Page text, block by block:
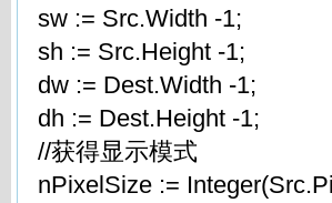
sw := Src.Width -1;
sh := Src.Height -1;
dw := Dest.Width -1;
dh := Dest.Height -1;
//获得显示模式
nPixelSize :=